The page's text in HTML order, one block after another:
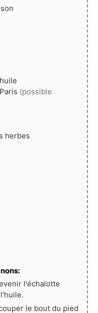
(possible
herbes
l'échalotte
le bout du pied